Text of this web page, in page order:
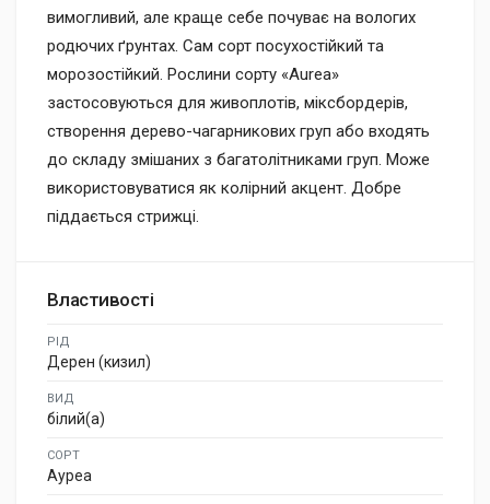
вимогливий, але краще себе почуває на вологих
родючих ґрунтах. Сам сорт посухостійкий та
морозостійкий. Рослини сорту «Aurea»
застосовуються для живоплотів, міксбордерів,
створення дерево-чагарникових груп або входять
до складу змішаних з багатолітниками груп. Може
використовуватися як колірний акцент. Добре
піддається стрижці.
Властивості
РІД
Дерен (кизил)
ВИД
білий(а)
СОРТ
Ауреа